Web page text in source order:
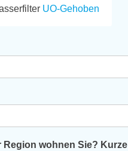
UO-Gehoben
Region wohnen Sie? Kurze